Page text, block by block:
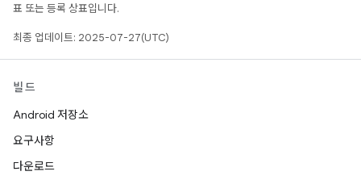
표 또는 등록 상표입니다.
최종 업데이트: 2025-07-27(UTC)
빌드
Android 저장소
요구사항
다운로드